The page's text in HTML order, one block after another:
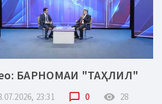
БАРНОМАИ "ТАҲЛИЛ"
23:31 chat_bubble_outline 0 remove_red_eye 28